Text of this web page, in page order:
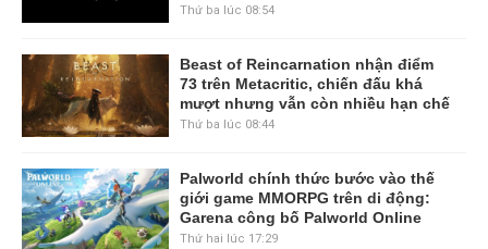
Thứ ba lúc 08:54
Beast of Reincarnation nhận điểm
73 trên Metacritic, chiến đấu khá
mượt nhưng vẫn còn nhiều hạn chế
Thứ ba lúc 08:44
Palworld chính thức bước vào thế
giới game MMORPG trên di động:
Garena công bố Palworld Online
Thứ hai lúc 17:29